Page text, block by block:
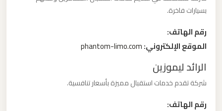
بسيارات فاخرة.
رقم الهاتف:
الموقع الإلكتروني:phantom-limo.com
الرائد ليموزين
شركة تقدم خدمات استقبال مميزة بأسعار تنافسية.
رقم الهاتف:
ليموزين
مطار
مرسي
مطروح